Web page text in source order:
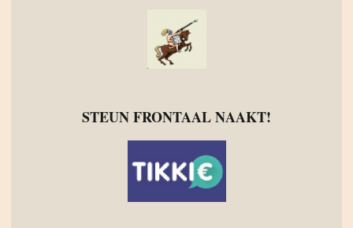
STEUN FRONTAAL NAAKT!